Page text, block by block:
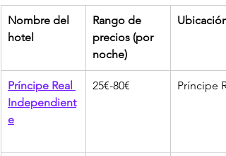
Nombre del
hotel
Rango de
precios (por
noche)
Ubicación
Príncipe Real
Independient
e
25€-80€ Príncipe